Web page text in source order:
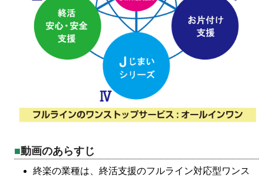
動画のあらすじ
終楽の業種は、終活支援のフルライン対応型ワンス